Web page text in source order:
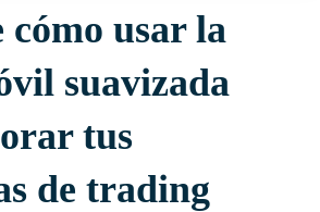
cómo usar la
suavizada
tus
de trading